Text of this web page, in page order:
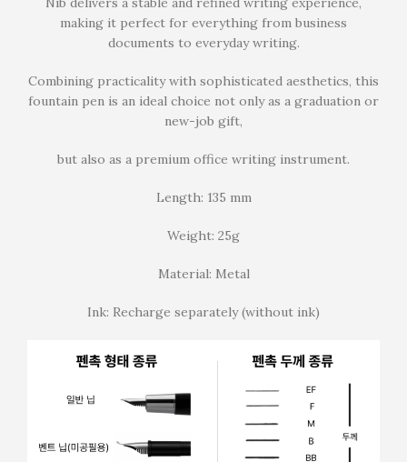
making it perfect for everything from business
documents to everyday writing.
Combining practicality with sophisticated aesthetics, this
fountain pen is an ideal choice not only as a graduation or
new-job gift,
but also as a premium office writing instrument.
Length: 135 mm
Weight: 25g
Material: Metal
Ink: Recharge separately (without ink)